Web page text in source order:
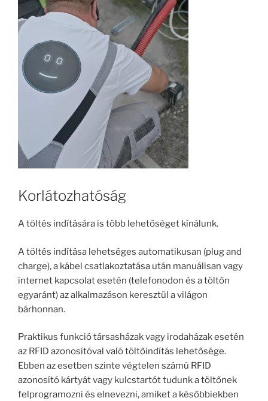
Korlátozhatóság
A töltés indítására is több lehetőséget kínálunk.
A töltés indítása lehetséges automatikusan (plug and
charge), a kábel csatlakoztatása után manuálisan vagy
internet kapcsolat esetén (telefonodon és a töltőn
egyaránt) az alkalmazáson keresztül a világon
bárhonnan.
Praktikus funkció társasházak vagy irodaházak esetén
az RFID azonosítóval való töltőindítás lehetősége.
Ebben az esetben szinte végtelen számú RFID
azonosító kártyát vagy kulcstartót tudunk a töltőnek
felprogramozni és elnevezni, amiket a későbbiekben